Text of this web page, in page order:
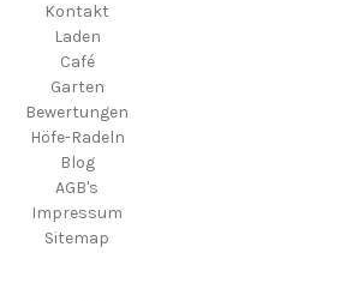
Kontakt
Laden
Café
Garten
Bewertungen
Höfe-Radeln
Blog
AGB's
Impressum
Sitemap